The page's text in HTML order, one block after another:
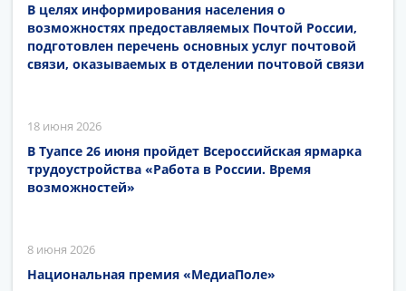
В целях информирования населения о
возможностях предоставляемых Почтой России,
подготовлен перечень основных услуг почтовой
связи, оказываемых в отделении почтовой связи
18 июня 2026
В Туапсе 26 июня пройдет Всероссийская ярмарка
трудоустройства «Работа в России. Время
возможностей»
8 июня 2026
Национальная премия «МедиаПоле»